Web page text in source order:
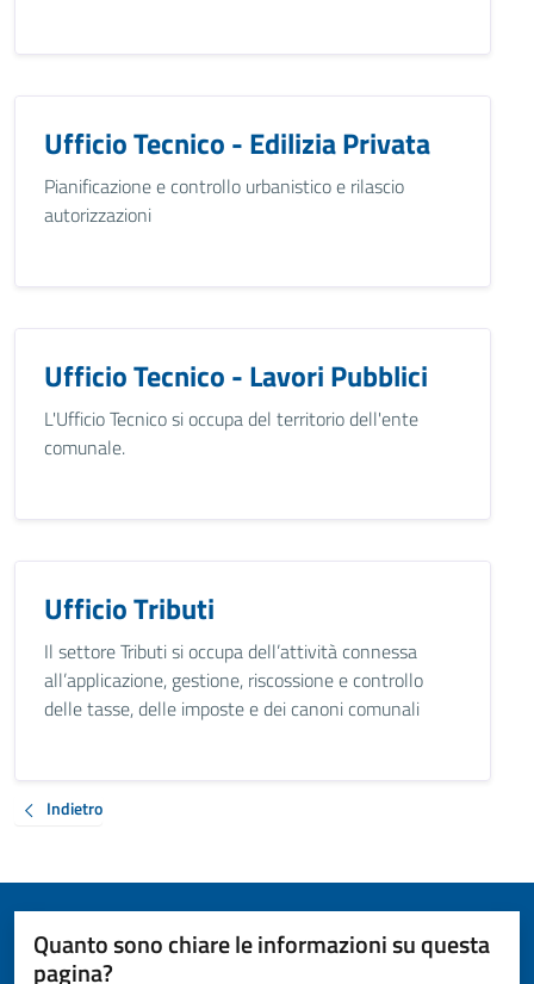
Ufficio Tecnico - Edilizia Privata
Pianificazione e controllo urbanistico e rilascio
autorizzazioni
Ufficio Tecnico - Lavori Pubblici
L'Ufficio Tecnico si occupa del territorio dell'ente
comunale.
Ufficio Tributi
Il settore Tributi si occupa dell’attività connessa
all’applicazione, gestione, riscossione e controllo
delle tasse, delle imposte e dei canoni comunali
Indietro
Quanto sono chiare le informazioni su questa
pagina?